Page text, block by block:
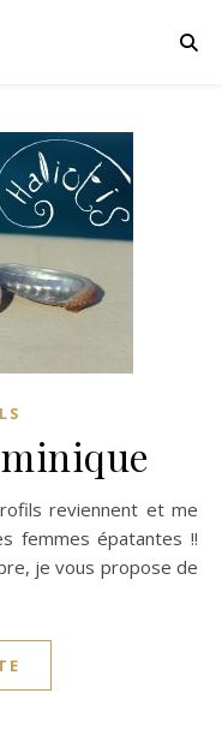
femmes épatantes !!
je vous propose de